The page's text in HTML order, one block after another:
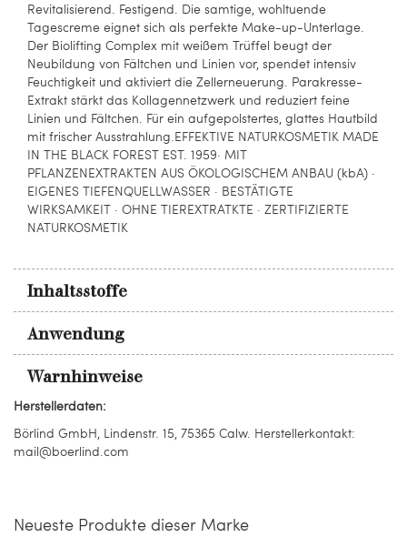
Revitalisierend. Festigend. Die samtige, wohltuende
Tagescreme eignet sich als perfekte Make-up-Unterlage.
Der Biolifting Complex mit weißem Trüffel beugt der
Neubildung von Fältchen und Linien vor, spendet intensiv
Feuchtigkeit und aktiviert die Zellerneuerung. Parakresse-
Extrakt stärkt das Kollagennetzwerk und reduziert feine
Linien und Fältchen. Für ein aufgepolstertes, glattes Hautbild
mit frischer Ausstrahlung.EFFEKTIVE NATURKOSMETIK MADE
IN THE BLACK FOREST EST. 1959· MIT
PFLANZENEXTRAKTEN AUS ÖKOLOGISCHEM ANBAU (kbA) ·
EIGENES TIEFENQUELLWASSER · BESTÄTIGTE
WIRKSAMKEIT · OHNE TIEREXTRATKTE · ZERTIFIZIERTE
NATURKOSMETIK
Inhaltsstoffe
Anwendung
Warnhinweise
Herstellerdaten:
Börlind GmbH, Lindenstr. 15, 75365 Calw. Herstellerkontakt:
mail@boerlind.com
Neueste Produkte dieser Marke